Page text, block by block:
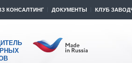
КОНСАЛТИНГ ДОКУМЕНТЫ КЛУБ